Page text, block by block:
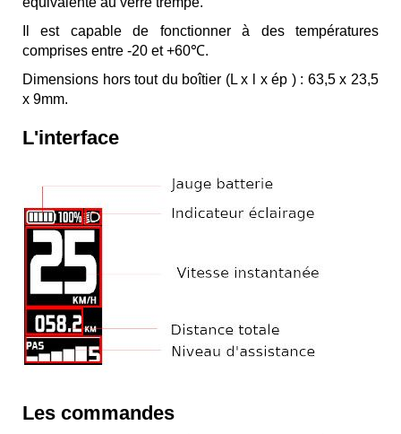
Il est capable de fonctionner à des températures
comprises entre -20 et +60℃.
Dimensions hors tout du boîtier (L x l x ép ) : 63,5 x 23,5
x 9mm.
L'interface
Les commandes